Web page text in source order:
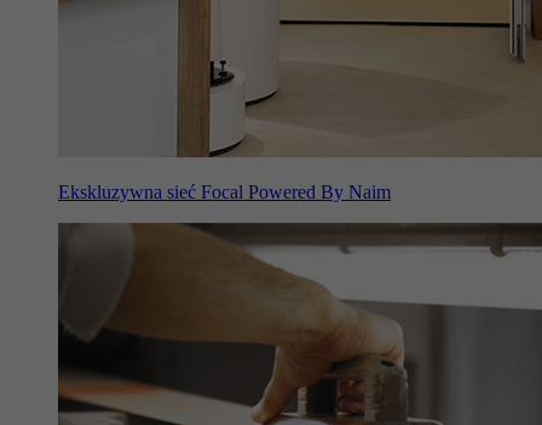
Ekskluzywna sieć Focal Powered By Naim